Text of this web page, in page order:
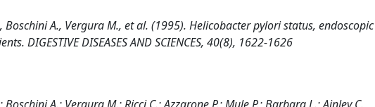
A., Vergura M., et al. (1995). Helicobacter pylori status, endoscopic
DIGESTIVE DISEASES AND SCIENCES, 40(8), 1622-1626